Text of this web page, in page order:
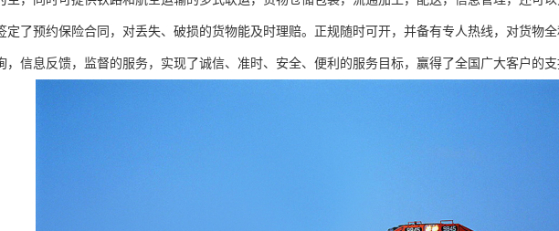
定了预约保险合同，对丢失、破损的货物能及时理赔。正规随时可开，并备有专人热线，对货物
，信息反馈，监督的服务，实现了诚信、准时、安全、便利的服务目标，赢得了全国广大客户的支